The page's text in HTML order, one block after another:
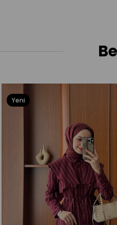
Yeni